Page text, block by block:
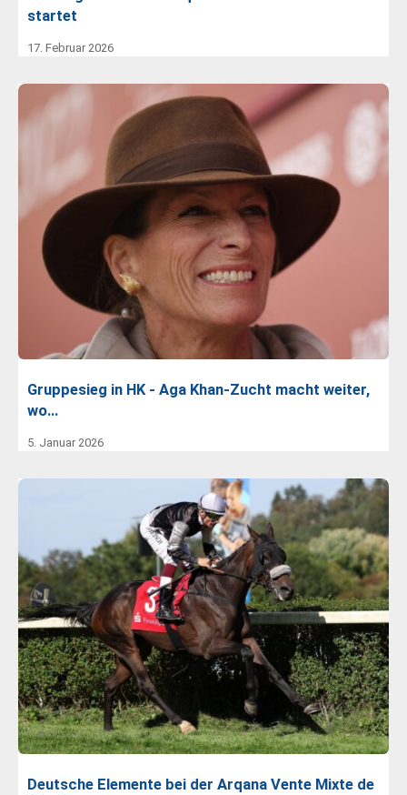
startet
17. Februar 2026
Gruppesieg in HK - Aga Khan-Zucht macht weiter,
wo…
5. Januar 2026
Deutsche Elemente bei der Arqana Vente Mixte de